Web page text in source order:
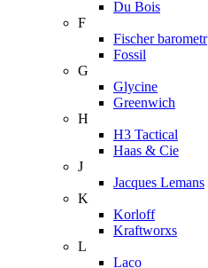
Du Bois
F
Fischer barometr
Fossil
G
Glycine
Greenwich
H
H3 Tactical
Haas & Cie
J
Jacques Lemans
K
Korloff
Kraftworxs
L
Laco